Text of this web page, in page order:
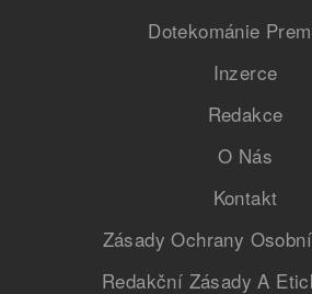
Dotekománie
Inzerce
Redakce
O Nás
Kontakt
Zásady Ochrany
Redakční Zásady A